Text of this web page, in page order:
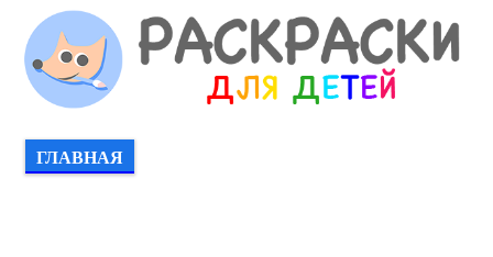
ГЛАВНАЯ